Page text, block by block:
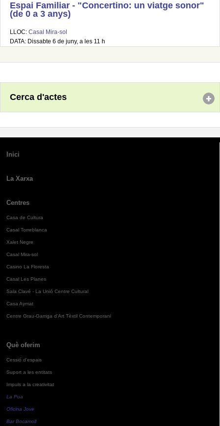
Espai Familiar - "Concertino: un viatge sonor"
(de 0 a 3 anys)
LLOC: Casal Mira-sol
DATA: Dissabte 6 de juny, a les 11 h
Cerca d'actes
Inici
La Xarxa
Centres
Casa de Cultura
Casal Torreblanca
Xalet Negre
Casal Mira-sol
Casino La Floresta
Casal Les Planes
Sala Clavé - La Unió Centre Cultural
Casa Aymat
Centre Grau-Garriga d'Art Tèxtil Contemporani
Què oferim
Cessió d'espais
Suport a les entitats
Impuls a la creativitat
La Pua
Oficina Jove
Bar Bocamoll